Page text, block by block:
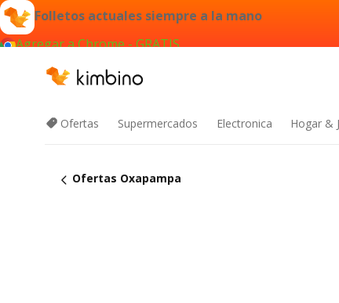
Folletos actuales siempre a la mano
Agregar a Chrome - GRATIS
Ofertas Supermercados Electronica Hogar &
Ofertas Oxapampa